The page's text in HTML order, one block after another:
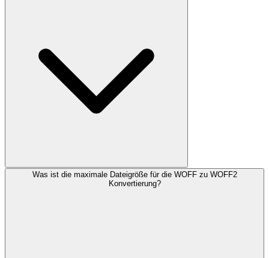
Was ist die maximale Dateigröße für die WOFF zu WOFF2
Konvertierung?